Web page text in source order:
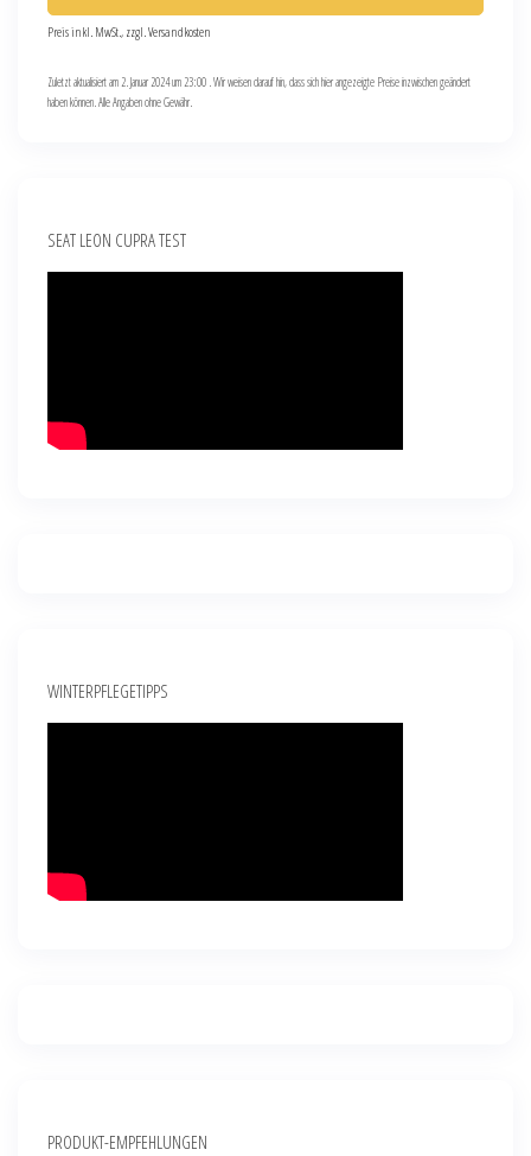
Preis inkl. MwSt., zzgl. Versandkosten
Zuletzt aktualisiert am 2. Januar 2024 um 23:00 . Wir weisen darauf hin, dass sich hier angezeigte Preise inzwischen geändert
haben können. Alle Angaben ohne Gewähr.
SEAT LEON CUPRA TEST
WINTERPFLEGETIPPS
PRODUKT-EMPFEHLUNGEN